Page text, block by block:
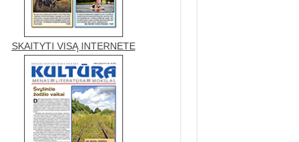
SKAITYTI VISĄ INTERNETE